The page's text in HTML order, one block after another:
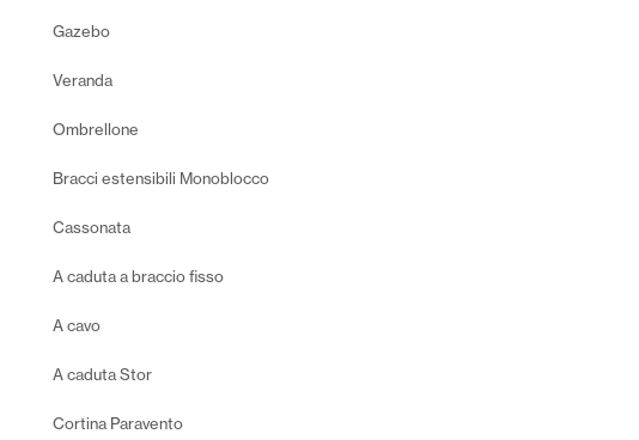
Gazebo
Veranda
Ombrellone
Bracci estensibili Monoblocco
Cassonata
A caduta a braccio fisso
A cavo
A caduta Stor
Cortina Paravento